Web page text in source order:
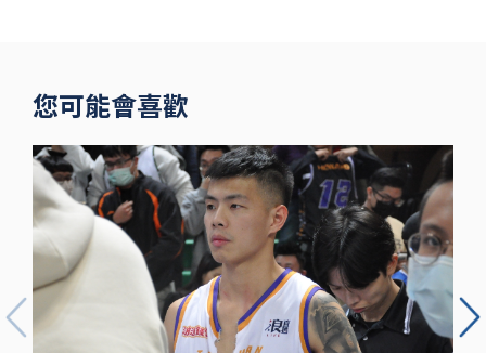
您可能會喜歡